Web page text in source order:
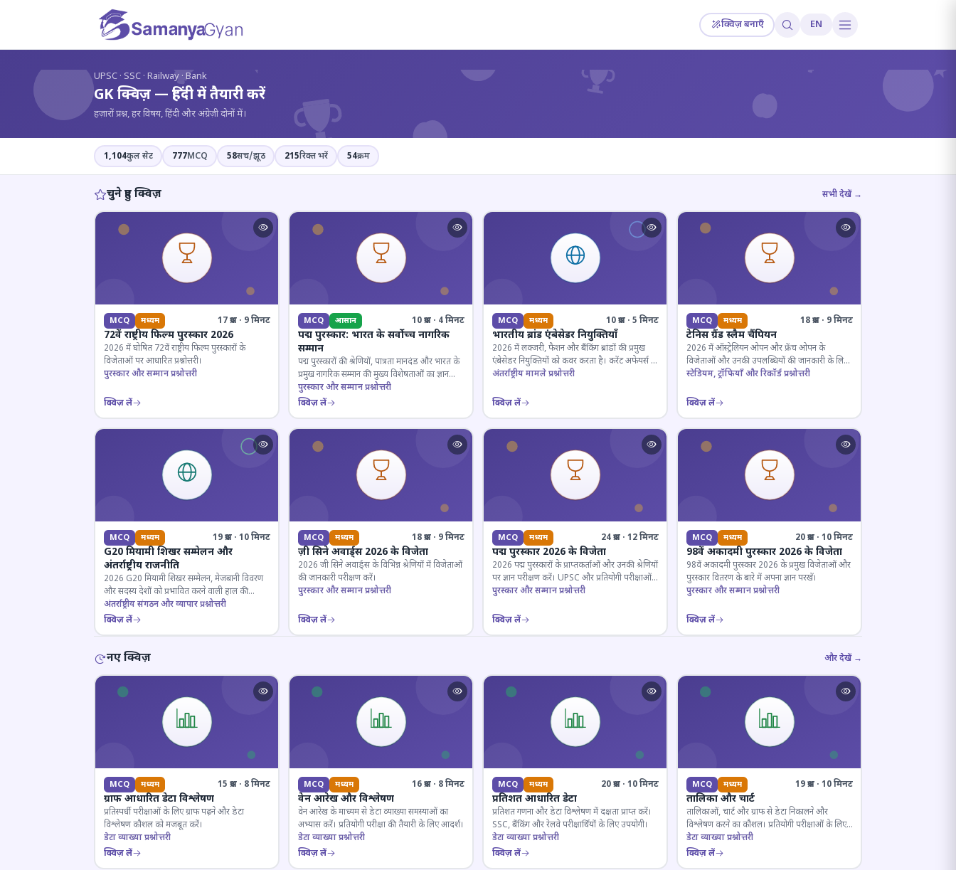
क्विज़ बनाएँ EN
? ? ?
UPSC · SSC · Railway · Bank
GK क्विज़ — हिंदी में तैयारी करें
हज़ारों प्रश्न, हर विषय, हिंदी और अंग्रेज़ी दोनों में।
1,104कुल सेट 777MCQ 58सच/झूठ 215रिक्त भरें 54क्रम
चुने हुए क्विज़ सभी देखें →
MCQ मध्यम 17 प्रश्न · 9 मिनट
72वें राष्ट्रीय फिल्म पुरस्कार 2026
2026 में घोषित 72वें राष्ट्रीय फिल्म पुरस्कारों के
विजेताओं पर आधारित प्रश्नोत्तरी।
पुरस्कार और सम्मान प्रश्नोत्तरी
क्विज़ लें
MCQ आसान 10 प्रश्न · 4 मिनट
पद्म पुरस्कार: भारत के सर्वोच्च नागरिक
सम्मान
पद्म पुरस्कारों की श्रेणियों, पात्रता मानदंड और भारत के
प्रमुख नागरिक सम्मान की मुख्य विशेषताओं का ज्ञान
परखें।
पुरस्कार और सम्मान प्रश्नोत्तरी
क्विज़ लें
MCQ मध्यम 10 प्रश्न · 5 मिनट
भारतीय ब्रांड एंबेसेडर नियुक्तियाँ
2026 में लक्जरी, फैशन और बैंकिंग ब्रांडों की प्रमुख
एंबेसेडर नियुक्तियों को कवर करता है। करेंट अफेयर्स के
लिए जरूरी।
अंतर्राष्ट्रीय मामले प्रश्नोत्तरी
क्विज़ लें
MCQ मध्यम 18 प्रश्न · 9 मिनट
टेनिस ग्रैंड स्लैम चैंपियन
2026 में ऑस्ट्रेलियन ओपन और फ्रेंच ओपन के
विजेताओं और उनकी उपलब्धियों की जानकारी के लिए
क्विज़।
स्टेडियम, ट्रॉफियाँ और रिकॉर्ड प्रश्नोत्तरी
क्विज़ लें
MCQ मध्यम 19 प्रश्न · 10 मिनट
G20 मियामी शिखर सम्मेलन और
अंतर्राष्ट्रीय राजनीति
2026 G20 मियामी शिखर सम्मेलन, मेजबानी विवरण
और सदस्य देशों को प्रभावित करने वाली हाल की
राजनयिक घटनाओं पर ज्ञान परीक्षण करें।
अंतर्राष्ट्रीय संगठन और व्यापार प्रश्नोत्तरी
क्विज़ लें
MCQ मध्यम 18 प्रश्न · 9 मिनट
ज़ी सिने अवार्ड्स 2026 के विजेता
2026 जी सिने अवार्ड्स के विभिन्न श्रेणियों में विजेताओं
की जानकारी परीक्षण करें।
पुरस्कार और सम्मान प्रश्नोत्तरी
क्विज़ लें
MCQ मध्यम 24 प्रश्न · 12 मिनट
पद्म पुरस्कार 2026 के विजेता
2026 पद्म पुरस्कारों के प्राप्तकर्ताओं और उनकी श्रेणियों
पर ज्ञान परीक्षण करें। UPSC और प्रतियोगी परीक्षाओं
के लिए महत्वपूर्ण।
पुरस्कार और सम्मान प्रश्नोत्तरी
क्विज़ लें
MCQ मध्यम 20 प्रश्न · 10 मिनट
98वें अकादमी पुरस्कार 2026 के विजेता
98वें अकादमी पुरस्कार 2026 के प्रमुख विजेताओं और
पुरस्कार वितरण के बारे में अपना ज्ञान परखें।
पुरस्कार और सम्मान प्रश्नोत्तरी
क्विज़ लें
नए क्विज़ और देखें →
MCQ मध्यम 15 प्रश्न · 8 मिनट
ग्राफ आधारित डेटा विश्लेषण
प्रतिस्पर्धी परीक्षाओं के लिए ग्राफ पढ़ने और डेटा
विश्लेषण कौशल को मजबूत करें।
डेटा व्याख्या प्रश्नोत्तरी
क्विज़ लें
MCQ मध्यम 16 प्रश्न · 8 मिनट
वेन आरेख और विश्लेषण
वेन आरेख के माध्यम से डेटा व्याख्या समस्याओं का
अभ्यास करें। प्रतियोगी परीक्षा की तैयारी के लिए आदर्श।
डेटा व्याख्या प्रश्नोत्तरी
क्विज़ लें
MCQ मध्यम 20 प्रश्न · 10 मिनट
प्रतिशत आधारित डेटा
प्रतिशत गणना और डेटा विश्लेषण में दक्षता प्राप्त करें।
SSC, बैंकिंग और रेलवे परीक्षार्थियों के लिए उपयोगी।
डेटा व्याख्या प्रश्नोत्तरी
क्विज़ लें
MCQ मध्यम 19 प्रश्न · 10 मिनट
तालिका और चार्ट
तालिकाओं, चार्ट और ग्राफ से डेटा निकालने और
विश्लेषण करने का कौशल। प्रतियोगी परीक्षाओं के लिए
अनिवार्य।
डेटा व्याख्या प्रश्नोत्तरी
क्विज़ लें